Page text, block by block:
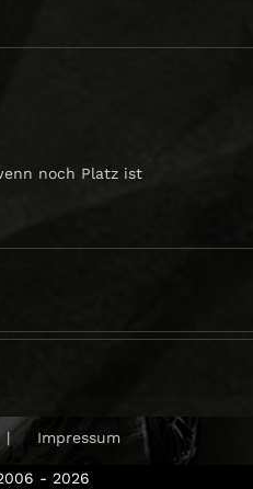
noch Platz ist
Impressum
- 2026